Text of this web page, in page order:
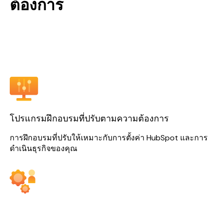
ต้องการ
โปรแกรมฝึกอบรมที่ปรับตามความต้องการ
การฝึกอบรมที่ปรับให้เหมาะกับการตั้งค่า HubSpot และการ
ดำเนินธุรกิจของคุณ